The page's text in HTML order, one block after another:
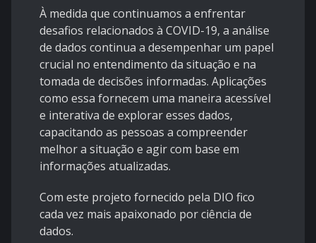
À medida que continuamos a enfrentar
desafios relacionados à COVID-19, a análise
de dados continua a desempenhar um papel
crucial no entendimento da situação e na
tomada de decisões informadas. Aplicações
como essa fornecem uma maneira acessível
e interativa de explorar esses dados,
capacitando as pessoas a compreender
melhor a situação e agir com base em
informações atualizadas.
Com este projeto fornecido pela DIO fico
cada vez mais apaixonado por ciência de
dados.